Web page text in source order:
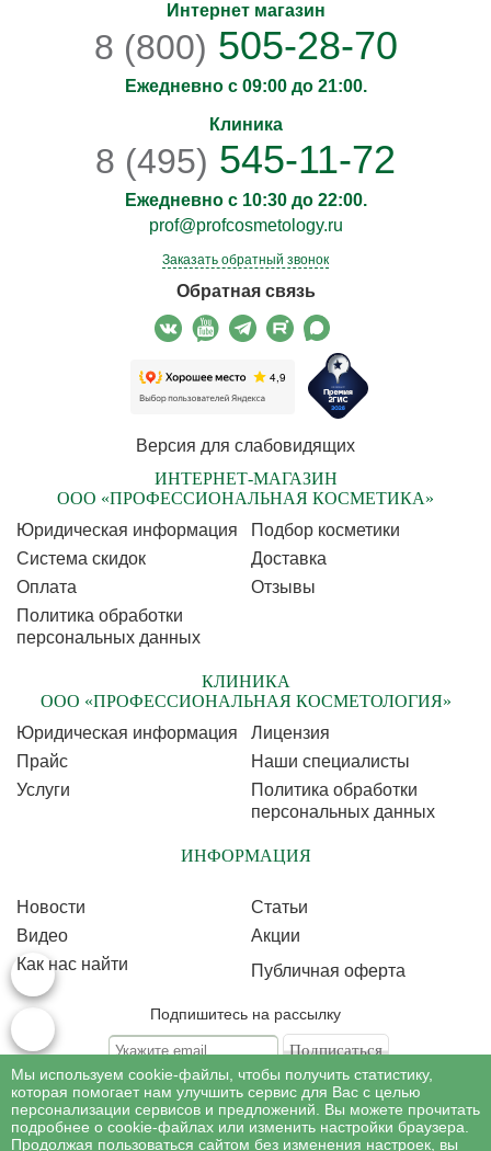
Интернет магазин
8 (800) 505-28-70
Ежедневно с 09:00 до 21:00.
Клиника
8 (495) 545-11-72
Ежедневно с 10:30 до 22:00.
prof@profcosmetology.ru
Заказать обратный звонок
Обратная связь
Версия для слабовидящих
ИНТЕРНЕТ-МАГАЗИН
ООО «ПРОФЕССИОНАЛЬНАЯ КОСМЕТИКА»
Юридическая информация
Подбор косметики
Cистема скидок
Доставка
Оплата
Отзывы
Политика обработки
персональных данных
КЛИНИКА
ООО «ПРОФЕССИОНАЛЬНАЯ КОСМЕТОЛОГИЯ»
Юридическая информация
Лицензия
Прайс
Наши специалисты
Услуги
Политика обработки
персональных данных
ИНФОРМАЦИЯ
Новости
Статьи
Видео
Акции
Как нас найти
Публичная оферта
Подпишитесь на рассылку
Подписываясь на рассылку, Вы соглашаетесь c условиями политикиобработки
персональных данных
Мы используем cookie-файлы, чтобы получить статистику,
которая помогает нам улучшить сервис для Вас с целью
персонализации сервисов и предложений. Вы можете прочитать
подробнее о cookie-файлах или изменить настройки браузера.
Продолжая пользоваться сайтом без изменения настроек, вы